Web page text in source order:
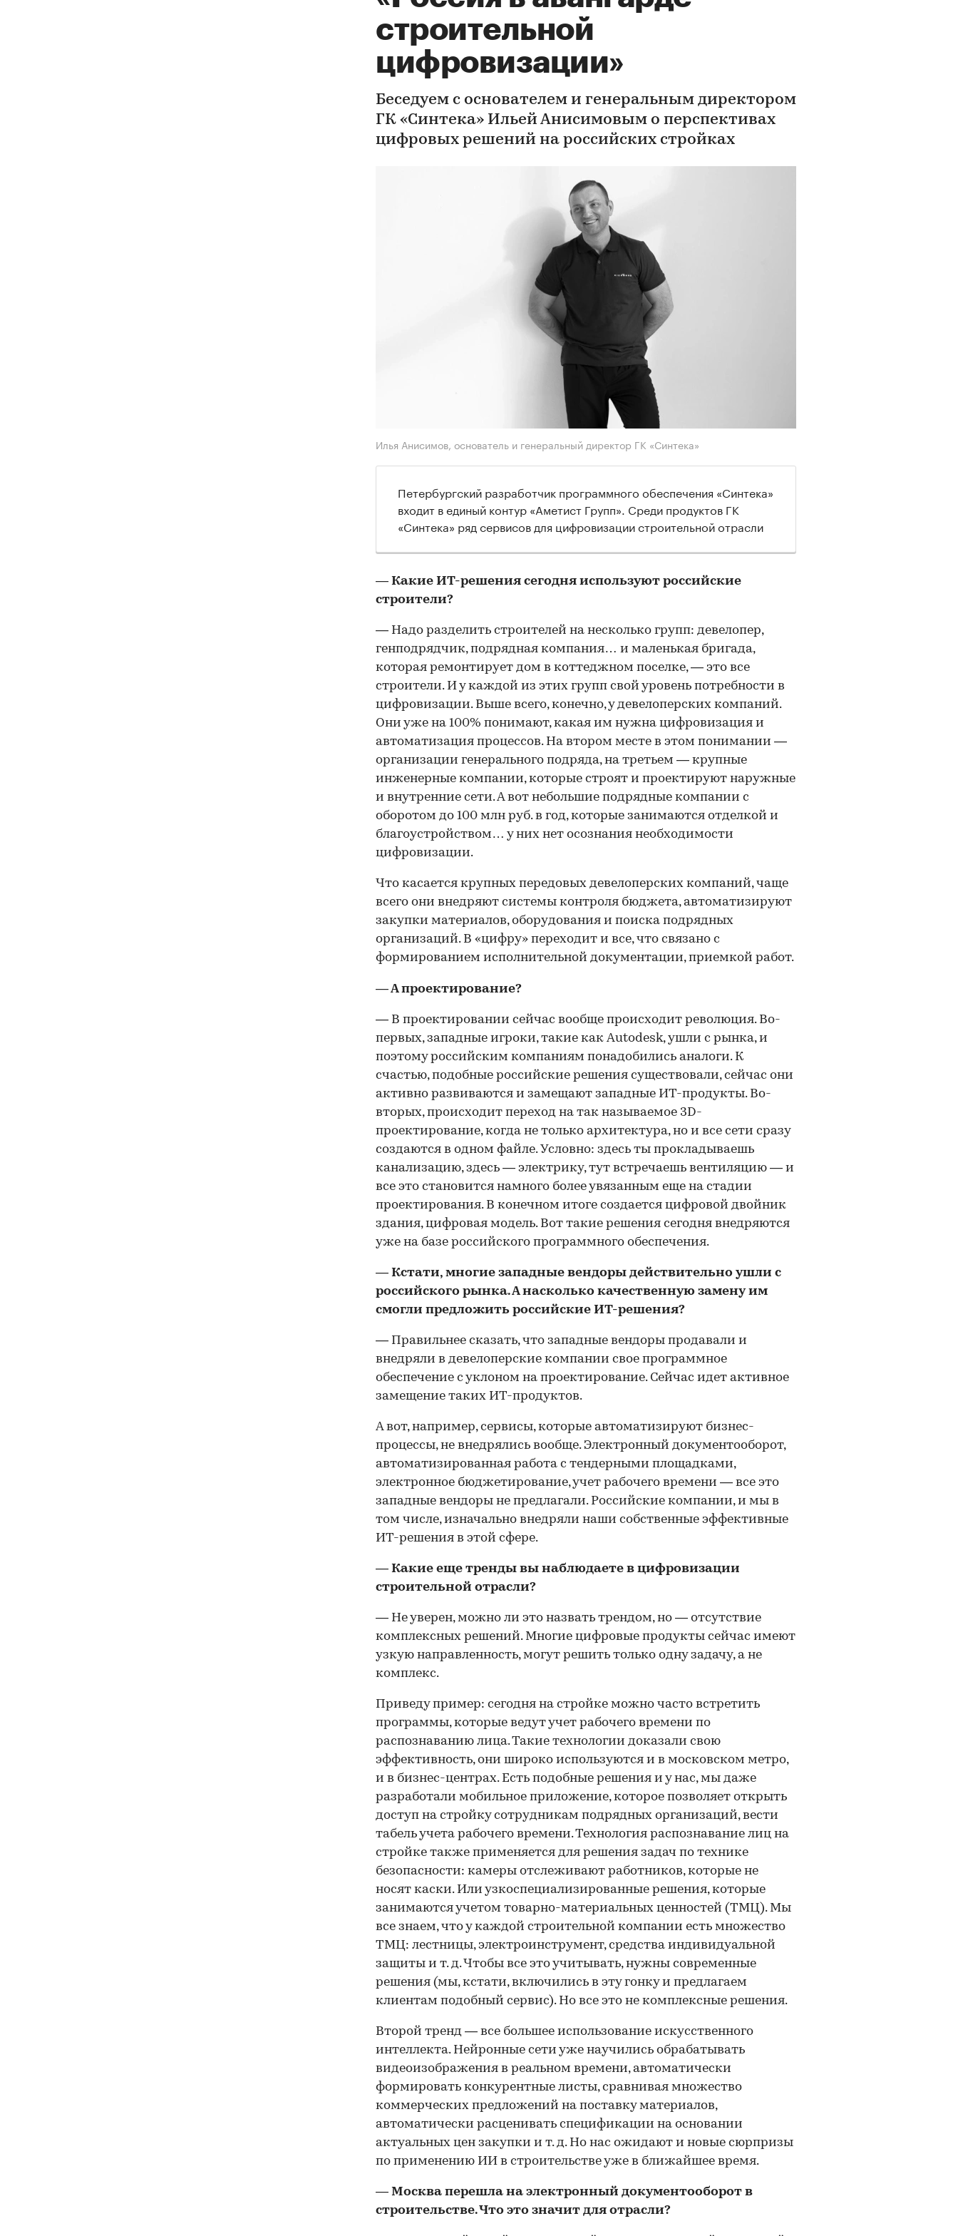
строительной
цифровизации»
Беседуем с основателем и генеральным директором
ГК «Синтека» Ильей Анисимовым о перспективах
цифровых решений на российских стройках
Илья Анисимов, основатель и генеральный директор ГК «Синтека»
Петербургский разработчик программного обеспечения «Синтека»
входит в единый контур «Аметист Групп». Среди продуктов ГК
«Синтека» ряд сервисов для цифровизации строительной отрасли
— Какие ИТ-решения сегодня используют российские
строители?
— Надо разделить строителей на несколько групп: девелопер,
генподрядчик, подрядная компания… и маленькая бригада,
которая ремонтирует дом в коттеджном поселке, — это все
строители. И у каждой из этих групп свой уровень потребности в
цифровизации. Выше всего, конечно, у девелоперских компаний.
Они уже на 100% понимают, какая им нужна цифровизация и
автоматизация процессов. На втором месте в этом понимании —
организации генерального подряда, на третьем — крупные
инженерные компании, которые строят и проектируют наружные
и внутренние сети. А вот небольшие подрядные компании с
оборотом до 100 млн руб. в год, которые занимаются отделкой и
благоустройством… у них нет осознания необходимости
цифровизации.
Что касается крупных передовых девелоперских компаний, чаще
всего они внедряют системы контроля бюджета, автоматизируют
закупки материалов, оборудования и поиска подрядных
организаций. В «цифру» переходит и все, что связано с
формированием исполнительной документации, приемкой работ.
— А проектирование?
— В проектировании сейчас вообще происходит революция. Во-
первых, западные игроки, такие как Autodesk, ушли с рынка, и
поэтому российским компаниям понадобились аналоги. К
счастью, подобные российские решения существовали, сейчас они
активно развиваются и замещают западные ИТ-продукты. Во-
вторых, происходит переход на так называемое 3D-
проектирование, когда не только архитектура, но и все сети сразу
создаются в одном файле. Условно: здесь ты прокладываешь
канализацию, здесь — электрику, тут встречаешь вентиляцию — и
все это становится намного более увязанным еще на стадии
проектирования. В конечном итоге создается цифровой двойник
здания, цифровая модель. Вот такие решения сегодня внедряются
уже на базе российского программного обеспечения.
— Кстати, многие западные вендоры действительно ушли с
российского рынка. А насколько качественную замену им
смогли предложить российские ИT-решения?
— Правильнее сказать, что западные вендоры продавали и
внедряли в девелоперские компании свое программное
обеспечение с уклоном на проектирование. Сейчас идет активное
замещение таких ИТ-продуктов.
А вот, например, сервисы, которые автоматизируют бизнес-
процессы, не внедрялись вообще. Электронный документооборот,
автоматизированная работа с тендерными площадками,
электронное бюджетирование, учет рабочего времени — все это
западные вендоры не предлагали. Российские компании, и мы в
том числе, изначально внедряли наши собственные эффективные
ИТ-решения в этой сфере.
— Какие еще тренды вы наблюдаете в цифровизации
строительной отрасли?
— Не уверен, можно ли это назвать трендом, но — отсутствие
комплексных решений. Многие цифровые продукты сейчас имеют
узкую направленность, могут решить только одну задачу, а не
комплекс.
Приведу пример: сегодня на стройке можно часто встретить
программы, которые ведут учет рабочего времени по
распознаванию лица. Такие технологии доказали свою
эффективность, они широко используются и в московском метро,
и в бизнес-центрах. Есть подобные решения и у нас, мы даже
разработали мобильное приложение, которое позволяет открыть
доступ на стройку сотрудникам подрядных организаций, вести
табель учета рабочего времени. Технология распознавание лиц на
стройке также применяется для решения задач по технике
безопасности: камеры отслеживают работников, которые не
носят каски. Или узкоспециализированные решения, которые
занимаются учетом товарно-материальных ценностей (ТМЦ). Мы
все знаем, что у каждой строительной компании есть множество
ТМЦ: лестницы, электроинструмент, средства индивидуальной
защиты и т. д. Чтобы все это учитывать, нужны современные
решения (мы, кстати, включились в эту гонку и предлагаем
клиентам подобный сервис). Но все это не комплексные решения.
Второй тренд — все большее использование искусственного
интеллекта. Нейронные сети уже научились обрабатывать
видеоизображения в реальном времени, автоматически
формировать конкурентные листы, сравнивая множество
коммерческих предложений на поставку материалов,
автоматически расценивать спецификации на основании
актуальных цен закупки и т. д. Но нас ожидают и новые сюрпризы
по применению ИИ в строительстве уже в ближайшее время.
— Москва перешла на электронный документооборот в
строительстве. Что это значит для отрасли?